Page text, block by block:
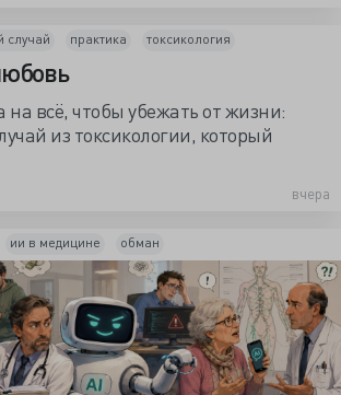
случай практика токсикология
на всё, чтобы убежать от жизни:
из токсикологии, который
вчера
ии в медицине обман